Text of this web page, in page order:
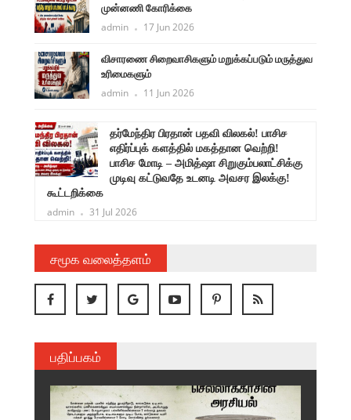
முன்னணி கோரிக்கை
admin 17 Jun 2026
விசாரணை சிறைவாசிகளும் மறுக்கப்படும் மருத்துவ
உரிமைகளும்
admin 11 Jun 2026
தர்மேந்திர பிரதான் பதவி விலகல்! பாசிச
எதிர்ப்புக் களத்தில் மகத்தான வெற்றி!
பாசிச மோடி – அமித்ஷா சிறுகும்பலாட்சிக்கு
முடிவு கட்டுவதே உடனடி அவசர இலக்கு!
கூட்டறிக்கை
admin 31 Jul 2026
சமூக வலைத்தளம்
பதிப்பகம்